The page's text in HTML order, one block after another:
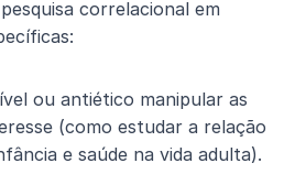
correlacional em
ou antiético manipular as
(como estudar a relação
e saúde na vida adulta).